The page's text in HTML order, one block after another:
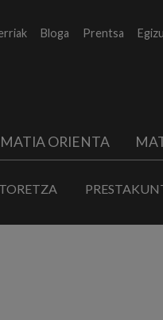
Bloga Prentsa
MATIA ORIENTA